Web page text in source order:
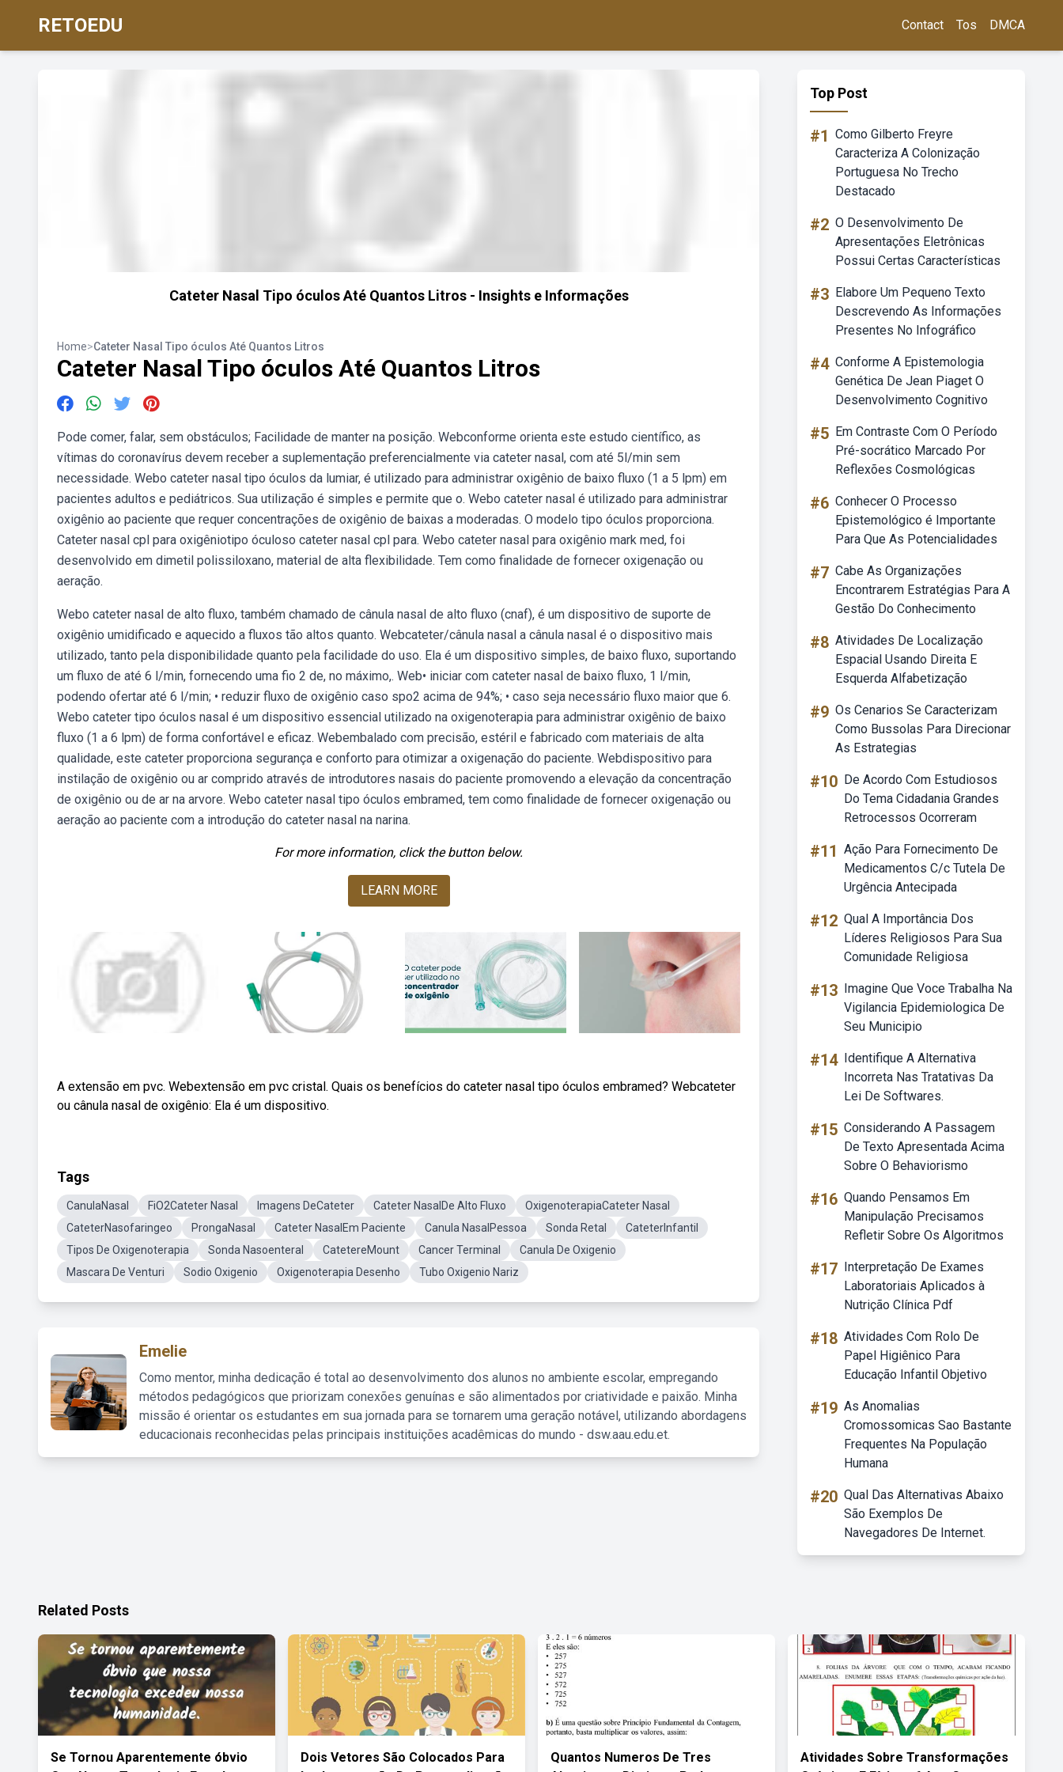
RETOEDU Contact Tos DMCA
Cateter Nasal Tipo óculos Até Quantos Litros - Insights e Informações
Home>Cateter Nasal Tipo óculos Até Quantos Litros
Cateter Nasal Tipo óculos Até Quantos Litros
Pode comer, falar, sem obstáculos; Facilidade de manter na posição. Webconforme orienta este estudo científico, as
vítimas do coronavírus devem receber a suplementação preferencialmente via cateter nasal, com até 5l/min sem
necessidade. Webo cateter nasal tipo óculos da lumiar, é utilizado para administrar oxigênio de baixo fluxo (1 a 5 lpm) em
pacientes adultos e pediátricos. Sua utilização é simples e permite que o. Webo cateter nasal é utilizado para administrar
oxigênio ao paciente que requer concentrações de oxigênio de baixas a moderadas. O modelo tipo óculos proporciona.
Cateter nasal cpl para oxigêniotipo óculoso cateter nasal cpl para. Webo cateter nasal para oxigênio mark med, foi
desenvolvido em dimetil polissiloxano, material de alta flexibilidade. Tem como finalidade de fornecer oxigenação ou
aeração.
Webo cateter nasal de alto fluxo, também chamado de cânula nasal de alto fluxo (cnaf), é um dispositivo de suporte de
oxigênio umidificado e aquecido a fluxos tão altos quanto. Webcateter/cânula nasal a cânula nasal é o dispositivo mais
utilizado, tanto pela disponibilidade quanto pela facilidade do uso. Ela é um dispositivo simples, de baixo fluxo, suportando
um fluxo de até 6 l/min, fornecendo uma fio 2 de, no máximo,. Web• iniciar com cateter nasal de baixo fluxo, 1 l/min,
podendo ofertar até 6 l/min; • reduzir fluxo de oxigênio caso spo2 acima de 94%; • caso seja necessário fluxo maior que 6.
Webo cateter tipo óculos nasal é um dispositivo essencial utilizado na oxigenoterapia para administrar oxigênio de baixo
fluxo (1 a 6 lpm) de forma confortável e eficaz. Webembalado com precisão, estéril e fabricado com materiais de alta
qualidade, este cateter proporciona segurança e conforto para otimizar a oxigenação do paciente. Webdispositivo para
instilação de oxigênio ou ar comprido através de introdutores nasais do paciente promovendo a elevação da concentração
de oxigênio ou de ar na arvore. Webo cateter nasal tipo óculos embramed, tem como finalidade de fornecer oxigenação ou
aeração ao paciente com a introdução do cateter nasal na narina.
For more information, click the button below.
LEARN MORE
A extensão em pvc. Webextensão em pvc cristal. Quais os benefícios do cateter nasal tipo óculos embramed? Webcateter
ou cânula nasal de oxigênio: Ela é um dispositivo.
Tags
CanulaNasal FiO2Cateter Nasal Imagens DeCateter Cateter NasalDe Alto Fluxo
OxigenoterapiaCateter Nasal
CateterNasofaringeo
ProngaNasal Cateter NasalEm Paciente Canula NasalPessoa Sonda Retal
CateterInfantil
Tipos De Oxigenoterapia
Sonda Nasoenteral CatetereMount Cancer Terminal
Canula De Oxigenio
Mascara De Venturi
Sodio Oxigenio Oxigenoterapia Desenho Tubo Oxigenio Nariz
Emelie
Como mentor, minha dedicação é total ao desenvolvimento dos alunos no ambiente escolar, empregando
métodos pedagógicos que priorizam conexões genuínas e são alimentados por criatividade e paixão. Minha
missão é orientar os estudantes em sua jornada para se tornarem uma geração notável, utilizando abordagens
educacionais reconhecidas pelas principais instituições acadêmicas do mundo - dsw.aau.edu.et.
Top Post
#1 Como Gilberto Freyre
Caracteriza A Colonização
Portuguesa No Trecho
Destacado
#2 O Desenvolvimento De
Apresentações Eletrônicas
Possui Certas Características
#3 Elabore Um Pequeno Texto
Descrevendo As Informações
Presentes No Infográfico
#4 Conforme A Epistemologia
Genética De Jean Piaget O
Desenvolvimento Cognitivo
#5 Em Contraste Com O Período
Pré-socrático Marcado Por
Reflexões Cosmológicas
#6 Conhecer O Processo
Epistemológico é Importante
Para Que As Potencialidades
#7 Cabe As Organizações
Encontrarem Estratégias Para A
Gestão Do Conhecimento
#8 Atividades De Localização
Espacial Usando Direita E
Esquerda Alfabetização
#9 Os Cenarios Se Caracterizam
Como Bussolas Para Direcionar
As Estrategias
#10 De Acordo Com Estudiosos
Do Tema Cidadania Grandes
Retrocessos Ocorreram
#11 Ação Para Fornecimento De
Medicamentos C/c Tutela De
Urgência Antecipada
#12 Qual A Importância Dos
Líderes Religiosos Para Sua
Comunidade Religiosa
#13 Imagine Que Voce Trabalha Na
Vigilancia Epidemiologica De
Seu Municipio
#14 Identifique A Alternativa
Incorreta Nas Tratativas Da
Lei De Softwares.
#15 Considerando A Passagem
De Texto Apresentada Acima
Sobre O Behaviorismo
#16 Quando Pensamos Em
Manipulação Precisamos
Refletir Sobre Os Algoritmos
#17 Interpretação De Exames
Laboratoriais Aplicados à
Nutrição Clínica Pdf
#18 Atividades Com Rolo De
Papel Higiênico Para
Educação Infantil Objetivo
#19 As Anomalias
Cromossomicas Sao Bastante
Frequentes Na População
Humana
#20 Qual Das Alternativas Abaixo
São Exemplos De
Navegadores De Internet.
Related Posts
Se Tornou Aparentemente óbvio
Dois Vetores São Colocados Para
Quantos Numeros De Tres
Atividades Sobre Transformações